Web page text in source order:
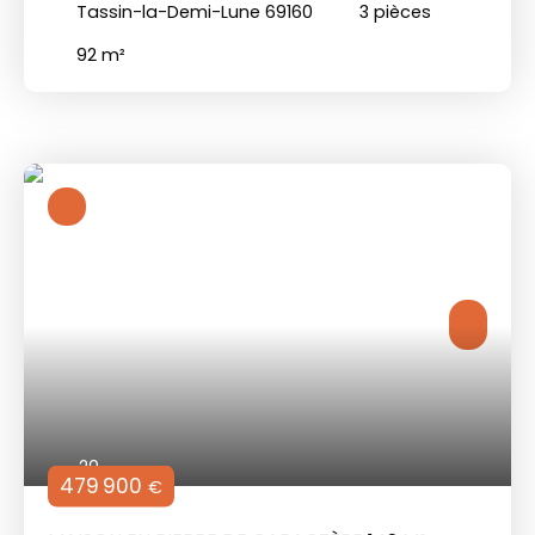
Tassin-la-Demi-Lune 69160 3 pièces
92 m²
20
479 900 €